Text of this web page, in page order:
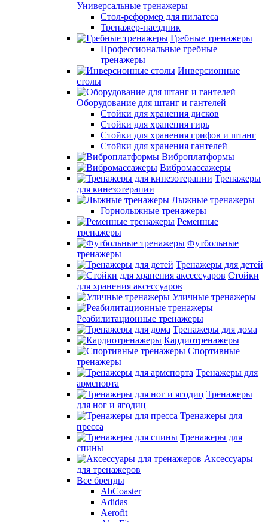
Универсальные тренажеры
Стол-реформер для пилатеса
Тренажер-наездник
Гребные тренажеры
Профессиональные гребные
тренажеры
Инверсионные
столы
Оборудование для штанг и гантелей
Стойки для хранения дисков
Стойки для хранения гирь
Стойки для хранения грифов и штанг
Стойки для хранения гантелей
Виброплатформы
Вибромассажеры
Тренажеры
для кинезотерапии
Лыжные тренажеры
Горнолыжные тренажеры
Ременные
тренажеры
Футбольные
тренажеры
Тренажеры для детей
Стойки
для хранения аксессуаров
Уличные тренажеры
Реабилитационные тренажеры
Тренажеры для дома
Кардиотренажеры
Спортивные
тренажеры
Тренажеры для
армспорта
Тренажеры
для ног и ягодиц
Тренажеры для
пресса
Тренажеры для
спины
Аксессуары
для тренажеров
Все бренды
AbCoaster
Adidas
Aerofit